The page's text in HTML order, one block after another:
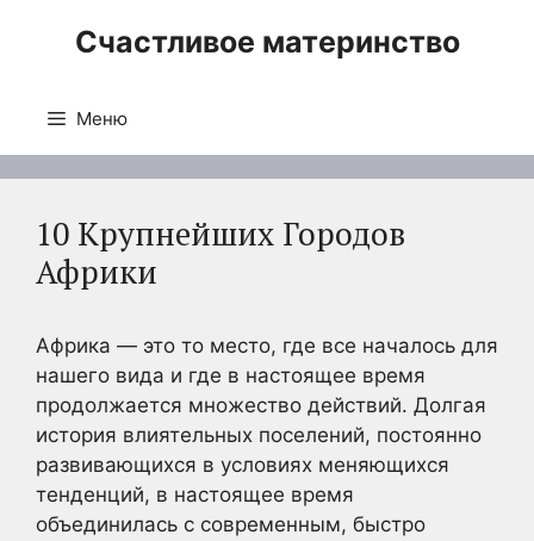
Счастливое материнство
Меню
10 Крупнейших Городов
Африки
Африка — это то место, где все началось для
нашего вида и где в настоящее время
продолжается множество действий. Долгая
история влиятельных поселений, постоянно
развивающихся в условиях меняющихся
тенденций, в настоящее время
объединилась с современным, быстро